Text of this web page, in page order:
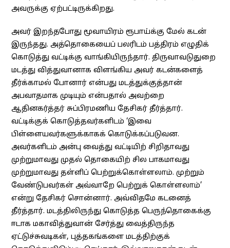
அவருக்கு ஏற்பட்டிருக்கிறது.
அவர் இறந்தபோது மூவாயிரம் ரூபாய்க்கு மேல் கடன்
இருந்தது. அத்தொகையைப் பலரிடம் பத்திரம் எழுதிக்
கொடுத்து வட்டிக்கு வாங்கியிருந்தார். திருவாவடுதுறை
மடத்து வித்துவானாக விளங்கிய அவர் கடன்களைத்
தீர்க்காமல் போனார் என்பது மடத்துக்குத்தான்
அபவாதமாக முடியும் என்பதால் அவற்றை
ஆதினகர்த்தர் சுப்பிரமணிய தேசிகர் தீர்த்தார்.
வட்டிக்குக் கொடுத்தவர்களிடம் ‘இவை
பிள்ளையவர்களுக்காகக் கொடுக்கப்படுவன.
அவர்களிடம் அன்பு வைத்து வட்டியிற் சிறிதாவது
முற்றுமாவது முதல் தொகையிற் சில பாகமாவது
முற்றுமாவது தள்ளிப் பெற்றுக்கொள்ளலாம். முற்றும்
வேண்டுபவர்கள் அவ்வாறே பெற்றுக் கொள்ளலாம்’
என்று தேசிகர் சொன்னார். அவ்விதமே கடனைத்
தீர்த்தார். மடத்திலிருந்து கொடுத்த பெருந்தொகைக்கு
ஈடாக மகாவித்துவான் சேர்த்து வைத்திருந்த
ஏட்டுச்சுவடிகள், புத்தகங்களை மடத்திற்குக்